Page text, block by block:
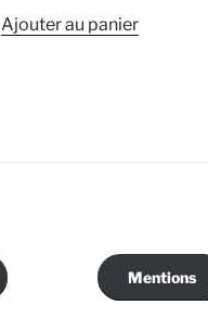
Ajouter au panier
Mentions